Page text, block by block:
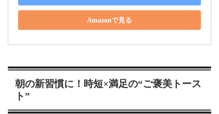
Amazonで見る
朝の新習慣に！時短×満足の“ご褒美トース
ト”